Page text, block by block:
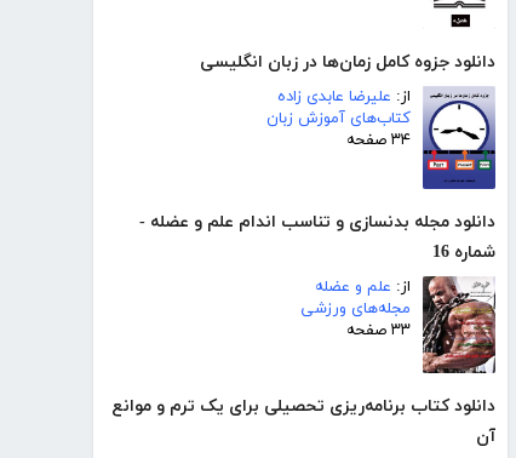
دانلود جزوه کامل زمان‌ها در زبان انگلیسی
از: علیرضا عابدی زاده
کتاب‌های آموزش زبان
۳۴ صفحه
دانلود مجله بدنسازی و تناسب اندام علم و عضله -
شماره 16
از: علم و عضله
مجله‌های ورزشی
۳۳ صفحه
دانلود کتاب برنامه‌ریزی تحصیلی برای یک ترم و موانع
آن